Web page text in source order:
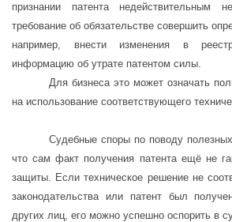
признании патента недействительным
требование об обязательстве совершить
например, внести изменения в
информацию об утрате патентом силы.
Для бизнеса это может означать
на использование соответствующего
Судебные споры по поводу
что сам факт получения патента ещё не
защиты. Если техническое решение не
законодательства или патент был
других лиц, его можно успешно оспорить в